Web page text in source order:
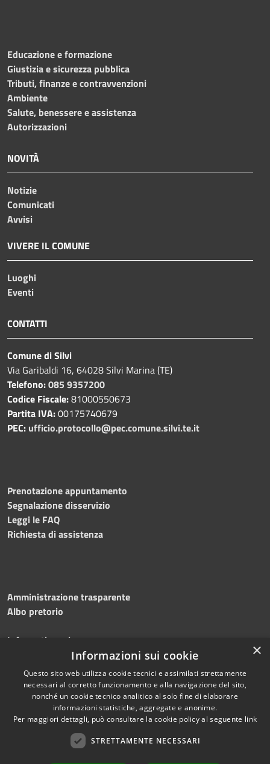
Educazione e formazione
Giustizia e sicurezza pubblica
Tributi, finanze e contravvenzioni
Ambiente
Salute, benessere e assistenza
Autorizzazioni
NOVITÀ
Notizie
Comunicati
Avvisi
VIVERE IL COMUNE
Luoghi
Eventi
CONTATTI
Comune di Silvi
Via Garibaldi 16, 64028 Silvi Marina (TE)
Telefono:085 9357200
Codice Fiscale:81000550673
Partita IVA:00175740679
PEC: ufficio.protocollo@pec.comune.silvi.te.it
Prenotazione appuntamento
Segnalazione disservizio
Leggi le FAQ
Richiesta di assistenza
Amministrazione trasparente
Albo pretorio
Informativa privacy
Dichiarazione di accessibilità
Copyright © 2026 • Comune di
Silvi • Powered by
×
Informazioni sui cookie
Questo sito web utilizza cookie tecnici e assimilati strettamente
necessari al corretto funzionamento e alla navigazione del sito,
nonché un cookie tecnico analitico al solo fine di elaborare
informazioni statistiche, aggregate e anonime.
Per maggiori dettagli, può consultare la cookie policy al seguente link
STRETTAMENTE NECESSARI